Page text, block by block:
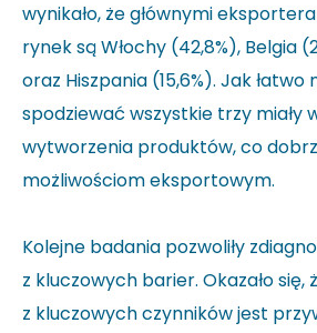
wynikało, że głównymi
rynek są Włochy (42,8%), Belgia
oraz Hiszpania (15,6%). Jak łatwo
spodziewać wszystkie trzy miały
wytworzenia produktów, co
możliwościom eksportowym.
Kolejne badania pozwoliły
z kluczowych barier. Okazało się,
z kluczowych czynników jest